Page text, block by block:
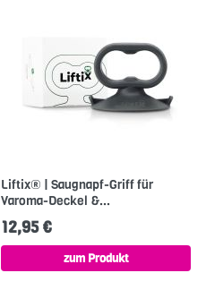
Liftix® | Saugnapf-Griff für
Varoma-Deckel &...
12,95 €
zum Produkt